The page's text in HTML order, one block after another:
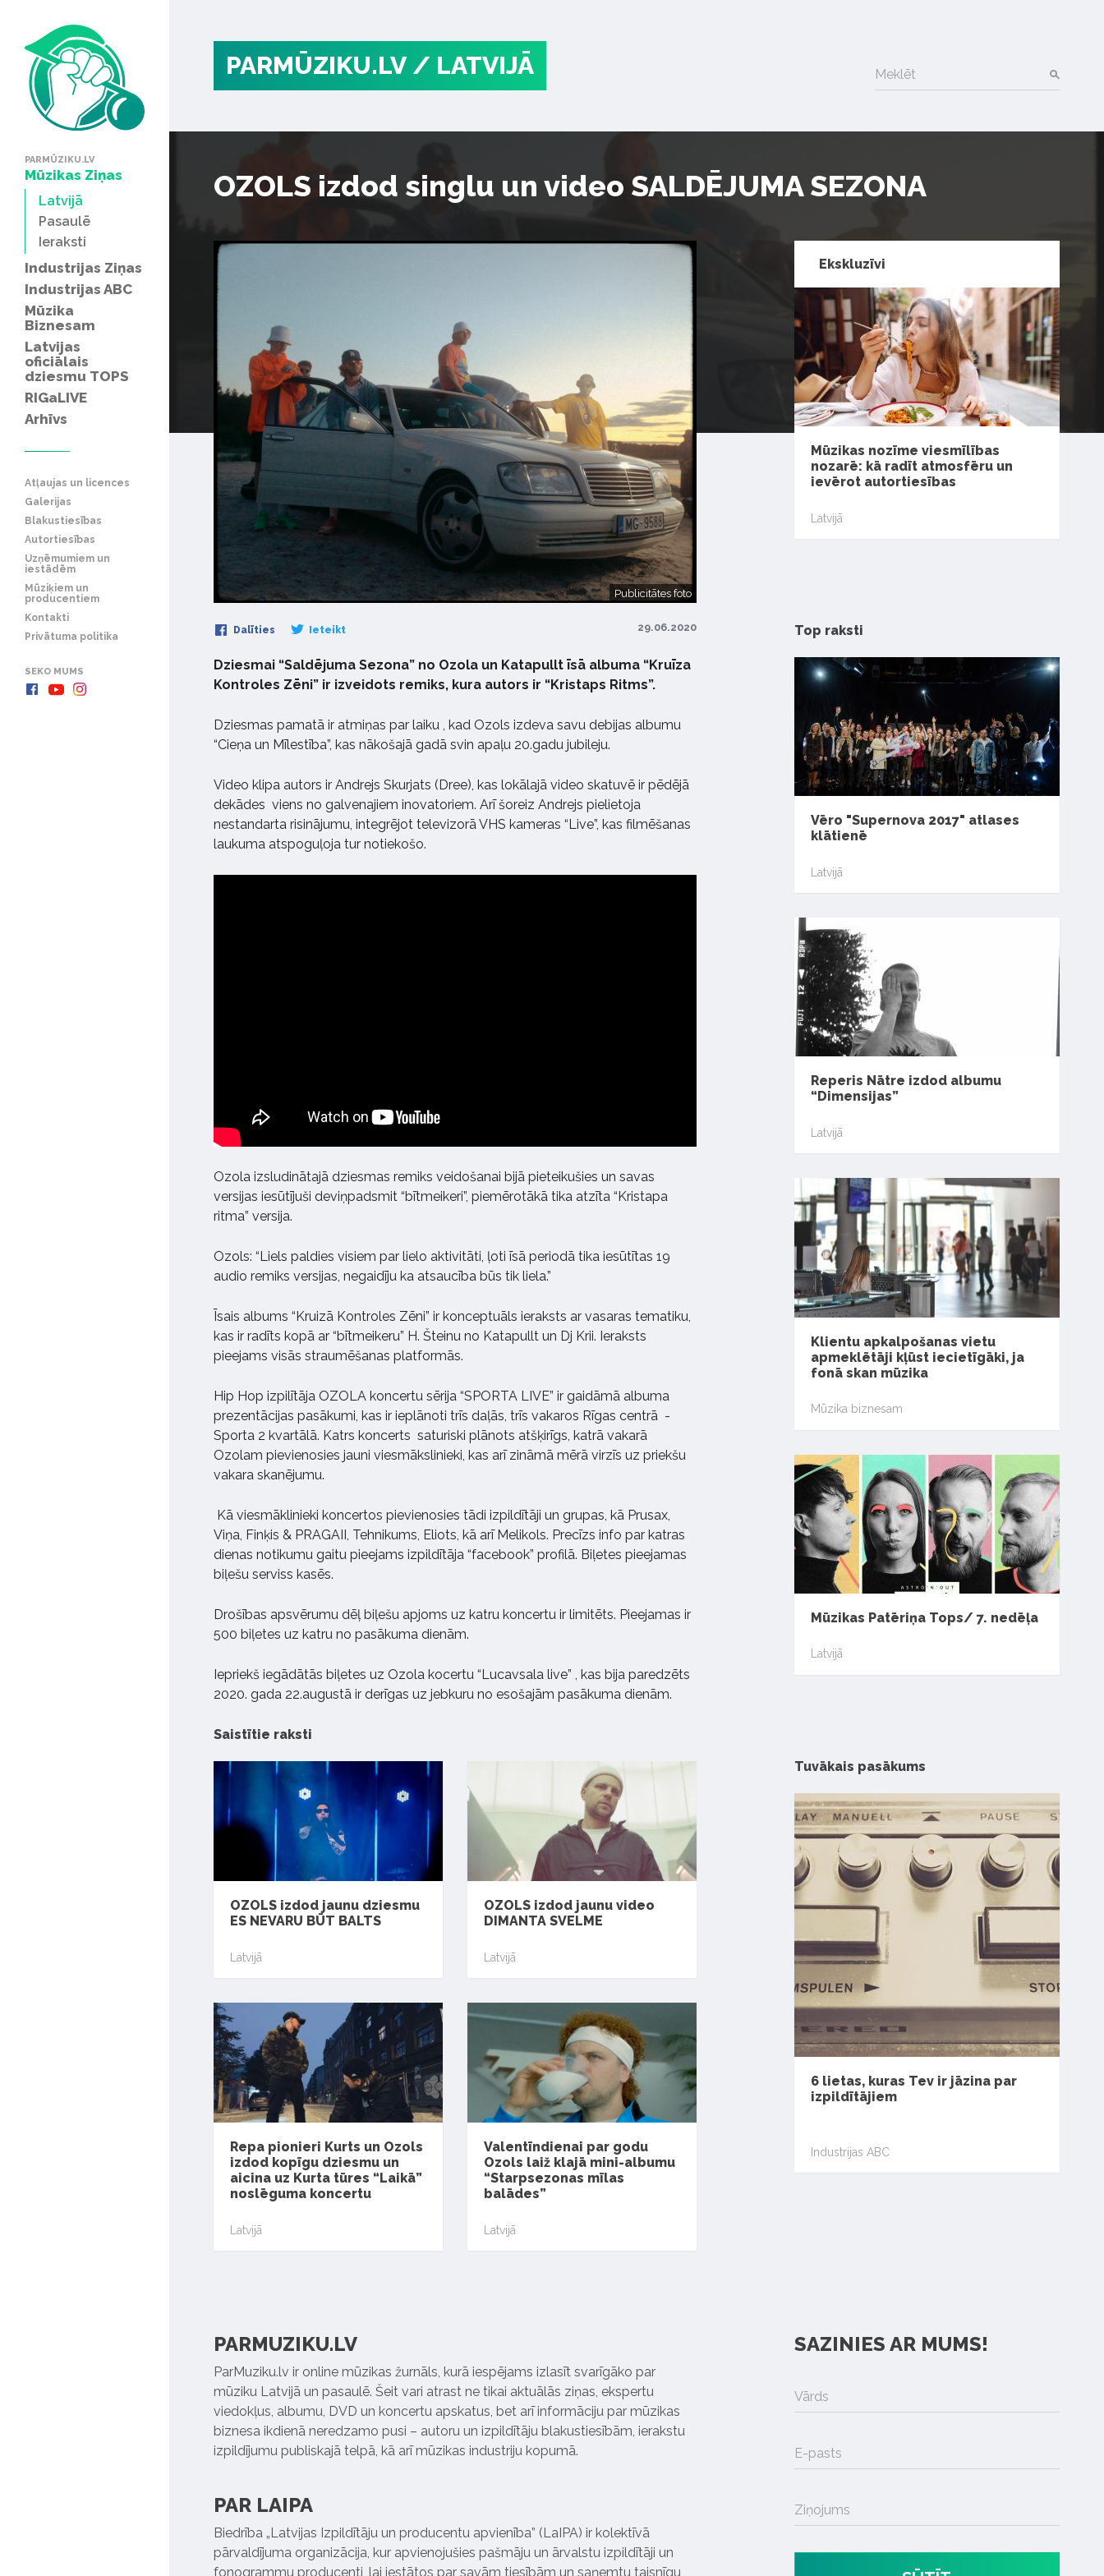
PARMŪZIKU.LV
Mūzikas Ziņas
Latvijā
Pasaulē
Ieraksti
Industrijas Ziņas
Industrijas ABC
Mūzika
Biznesam
Latvijas
oficiālais
dziesmu TOPS
RIGaLIVE
Arhīvs
Atļaujas un licences
Galerijas
Blakustiesības
Autortiesības
Uzņēmumiem un
iestādēm
Mūziķiem un
producentiem
Kontakti
Privātuma politika
SEKO MUMS
PARMŪZIKU.LV / LATVIJĀ Meklēt
OZOLS izdod singlu un video SALDĒJUMA SEZONA
Publicitātes foto
Dalīties Ieteikt 29.06.2020
Dziesmai “Saldējuma Sezona” no Ozola un Katapullt īsā albuma “Kruīza
Kontroles Zēni” ir izveidots remiks, kura autors ir “Kristaps Ritms”.
Dziesmas pamatā ir atmiņas par laiku , kad Ozols izdeva savu debijas albumu
“Cieņa un Mīlestība”, kas nākošajā gadā svin apaļu 20.gadu jubileju.
Video klipa autors ir Andrejs Skurjats (Dree), kas lokālajā video skatuvē ir pēdējā
dekādes viens no galvenajiem inovatoriem. Arī šoreiz Andrejs pielietoja
nestandarta risinājumu, integrējot televizorā VHS kameras “Live”, kas filmēšanas
laukuma atspoguļoja tur notiekošo.
Ozola izsludinātajā dziesmas remiks veidošanai bijā pieteikušies un savas
versijas iesūtījuši deviņpadsmit “bītmeikeri”, piemērotākā tika atzīta “Kristapa
ritma” versija.
Ozols: “Liels paldies visiem par lielo aktivitāti, ļoti īsā periodā tika iesūtītas 19
audio remiks versijas, negaidīju ka atsaucība būs tik liela.”
Īsais albums “Kruizā Kontroles Zēni” ir konceptuāls ieraksts ar vasaras tematiku,
kas ir radīts kopā ar “bītmeikeru” H. Šteinu no Katapullt un Dj Krii. Ieraksts
pieejams visās straumēšanas platformās.
Hip Hop izpilītāja OZOLA koncertu sērija “SPORTA LIVE” ir gaidāmā albuma
prezentācijas pasākumi, kas ir ieplānoti trīs daļās, trīs vakaros Rīgas centrā -
Sporta 2 kvartālā. Katrs koncerts saturiski plānots atšķirīgs, katrā vakarā
Ozolam pievienosies jauni viesmākslinieki, kas arī zināmā mērā virzīs uz priekšu
vakara skanējumu.
Kā viesmāklinieki koncertos pievienosies tādi izpildītāji un grupas, kā Prusax,
Viņa, Finķis & PRAGAII, Tehnikums, Eliots, kā arī Melikols. Precīzs info par katras
dienas notikumu gaitu pieejams izpildītāja “facebook” profilā. Biļetes pieejamas
biļešu serviss kasēs.
Drošības apsvērumu dēļ biļešu apjoms uz katru koncertu ir limitēts. Pieejamas ir
500 biļetes uz katru no pasākuma dienām.
Iepriekš iegādātās biļetes uz Ozola kocertu “Lucavsala live” , kas bija paredzēts
2020. gada 22.augustā ir derīgas uz jebkuru no esošajām pasākuma dienām.
Saistītie raksti
OZOLS izdod jaunu dziesmu
ES NEVARU BŪT BALTS
Latvijā
OZOLS izdod jaunu video
DIMANTA SVELME
Latvijā
Repa pionieri Kurts un Ozols
izdod kopīgu dziesmu un
aicina uz Kurta tūres “Laikā”
noslēguma koncertu
Latvijā
Valentīndienai par godu
Ozols laiž klajā mini-albumu
“Starpsezonas mīlas
balādes”
Latvijā
Ekskluzīvi
Mūzikas nozīme viesmīlības
nozarē: kā radīt atmosfēru un
ievērot autortiesības
Latvijā
Top raksti
Vēro "Supernova 2017" atlases
klātienē
Latvijā
Reperis Nātre izdod albumu
“Dimensijas”
Latvijā
Klientu apkalpošanas vietu
apmeklētāji kļūst iecietīgāki, ja
fonā skan mūzika
Mūzika biznesam
Mūzikas Patēriņa Tops/ 7. nedēļa
Latvijā
Tuvākais pasākums
6 lietas, kuras Tev ir jāzina par
izpildītājiem
Industrijas ABC
PARMUZIKU.LV
ParMuziku.lv ir online mūzikas žurnāls, kurā iespējams izlasīt svarīgāko par
mūziku Latvijā un pasaulē. Šeit vari atrast ne tikai aktuālās ziņas, ekspertu
viedokļus, albumu, DVD un koncertu apskatus, bet arī informāciju par mūzikas
biznesa ikdienā neredzamo pusi – autoru un izpildītāju blakustiesībām, ierakstu
izpildījumu publiskajā telpā, kā arī mūzikas industriju kopumā.
PAR LAIPA
Biedrība „Latvijas Izpildītāju un producentu apvienība” (LaIPA) ir kolektīvā
pārvaldījuma organizācija, kur apvienojušies pašmāju un ārvalstu izpildītāji un
fonogrammu producenti, lai iestātos par savām tiesībām un saņemtu taisnīgu
SAZINIES AR MUMS!
Vārds
E-pasts
Ziņojums